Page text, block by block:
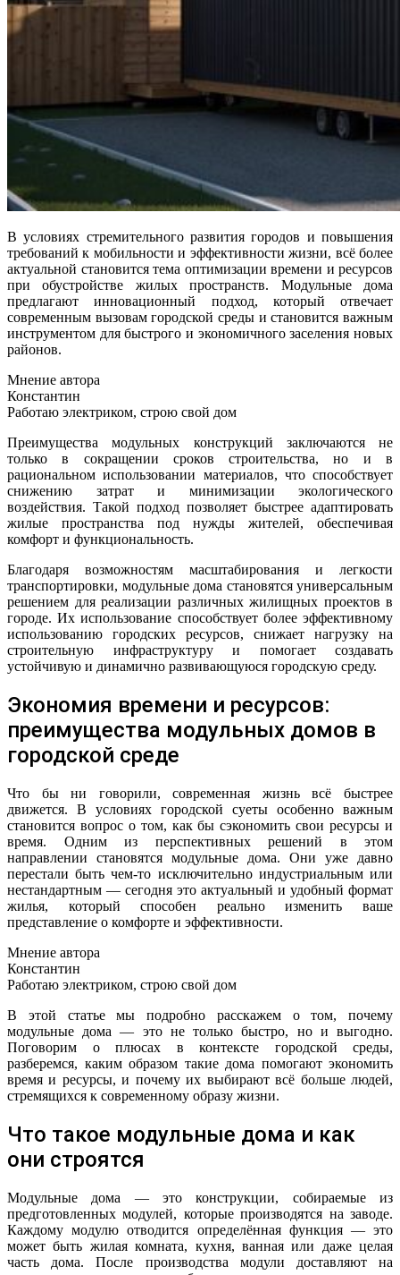
В условиях стремительного развития городов и повышения
требований к мобильности и эффективности жизни, всё более
актуальной становится тема оптимизации времени и ресурсов
при обустройстве жилых пространств. Модульные дома
предлагают инновационный подход, который отвечает
современным вызовам городской среды и становится важным
инструментом для быстрого и экономичного заселения новых
районов.
Мнение автора
Константин
Работаю электриком, строю свой дом
Преимущества модульных конструкций заключаются не
только в сокращении сроков строительства, но и в
рациональном использовании материалов, что способствует
снижению затрат и минимизации экологического
воздействия. Такой подход позволяет быстрее адаптировать
жилые пространства под нужды жителей, обеспечивая
комфорт и функциональность.
Благодаря возможностям масштабирования и легкости
транспортировки, модульные дома становятся универсальным
решением для реализации различных жилищных проектов в
городе. Их использование способствует более эффективному
использованию городских ресурсов, снижает нагрузку на
строительную инфраструктуру и помогает создавать
устойчивую и динамично развивающуюся городскую среду.
Экономия времени и ресурсов:
преимущества модульных домов в
городской среде
Что бы ни говорили, современная жизнь всё быстрее
движется. В условиях городской суеты особенно важным
становится вопрос о том, как бы сэкономить свои ресурсы и
время. Одним из перспективных решений в этом
направлении становятся модульные дома. Они уже давно
перестали быть чем-то исключительно индустриальным или
нестандартным — сегодня это актуальный и удобный формат
жилья, который способен реально изменить ваше
представление о комфорте и эффективности.
Мнение автора
Константин
Работаю электриком, строю свой дом
В этой статье мы подробно расскажем о том, почему
модульные дома — это не только быстро, но и выгодно.
Поговорим о плюсах в контексте городской среды,
разберемся, каким образом такие дома помогают экономить
время и ресурсы, и почему их выбирают всё больше людей,
стремящихся к современному образу жизни.
Что такое модульные дома и как
они строятся
Модульные дома — это конструкции, собираемые из
предготовленных модулей, которые производятся на заводе.
Каждому модулю отводится определённая функция — это
может быть жилая комната, кухня, ванная или даже целая
часть дома. После производства модули доставляют на